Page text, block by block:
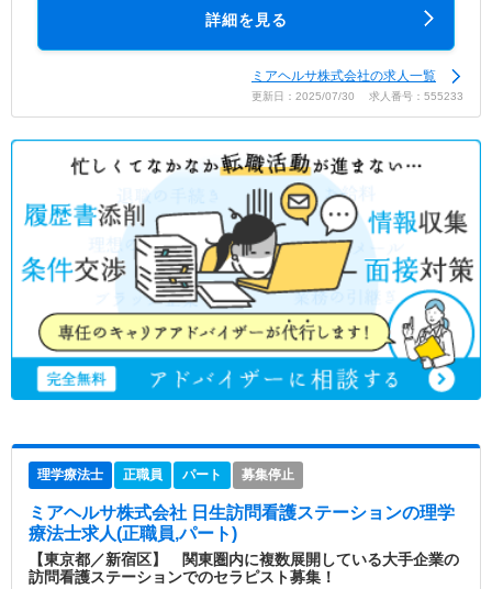
詳細を見る
ミアヘルサ株式会社の求人一覧
更新日：2025/07/30 求人番号：555233
理学療法士 正職員 パート 募集停止
ミアヘルサ株式会社 日生訪問看護ステーションの理学
療法士求人(正職員,パート)
【東京都／新宿区】 関東圏内に複数展開している大手企業の
訪問看護ステーションでのセラピスト募集！